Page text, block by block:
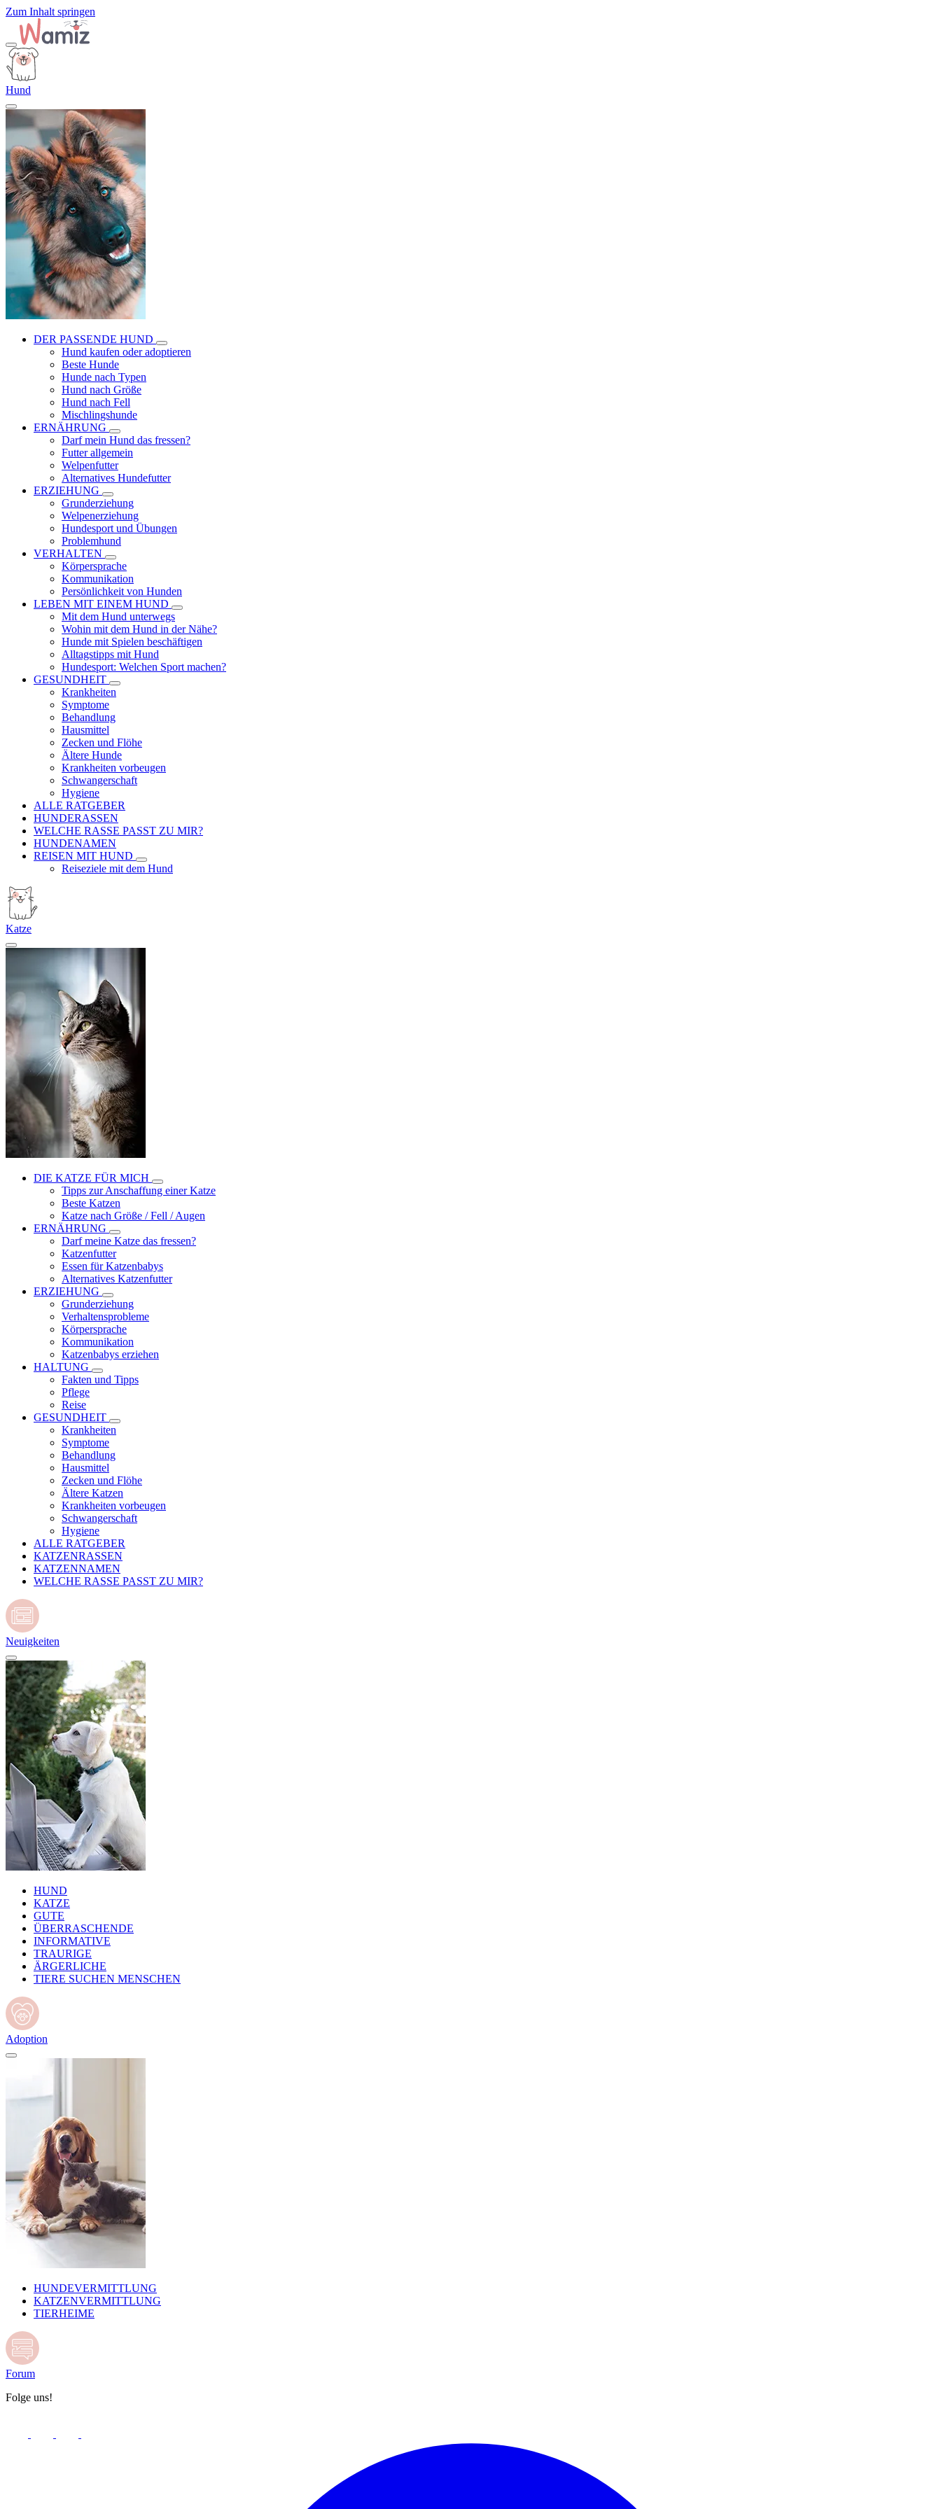
Zum Inhalt springen
Hund
DER PASSENDE HUND
Hund kaufen oder adoptieren
Beste Hunde
Hunde nach Typen
Hund nach Größe
Hund nach Fell
Mischlingshunde
ERNÄHRUNG
Darf mein Hund das fressen?
Futter allgemein
Welpenfutter
Alternatives Hundefutter
ERZIEHUNG
Grunderziehung
Welpenerziehung
Hundesport und Übungen
Problemhund
VERHALTEN
Körpersprache
Kommunikation
Persönlichkeit von Hunden
LEBEN MIT EINEM HUND
Mit dem Hund unterwegs
Wohin mit dem Hund in der Nähe?
Hunde mit Spielen beschäftigen
Alltagstipps mit Hund
Hundesport: Welchen Sport machen?
GESUNDHEIT
Krankheiten
Symptome
Behandlung
Hausmittel
Zecken und Flöhe
Ältere Hunde
Krankheiten vorbeugen
Schwangerschaft
Hygiene
ALLE RATGEBER
HUNDERASSEN
WELCHE RASSE PASST ZU MIR?
HUNDENAMEN
REISEN MIT HUND
Reiseziele mit dem Hund
Katze
DIE KATZE FÜR MICH
Tipps zur Anschaffung einer Katze
Beste Katzen
Katze nach Größe / Fell / Augen
ERNÄHRUNG
Darf meine Katze das fressen?
Katzenfutter
Essen für Katzenbabys
Alternatives Katzenfutter
ERZIEHUNG
Grunderziehung
Verhaltensprobleme
Körpersprache
Kommunikation
Katzenbabys erziehen
HALTUNG
Fakten und Tipps
Pflege
Reise
GESUNDHEIT
Krankheiten
Symptome
Behandlung
Hausmittel
Zecken und Flöhe
Ältere Katzen
Krankheiten vorbeugen
Schwangerschaft
Hygiene
ALLE RATGEBER
KATZENRASSEN
KATZENNAMEN
WELCHE RASSE PASST ZU MIR?
Neuigkeiten
HUND
KATZE
GUTE
ÜBERRASCHENDE
INFORMATIVE
TRAURIGE
ÄRGERLICHE
TIERE SUCHEN MENSCHEN
Adoption
HUNDEVERMITTLUNG
KATZENVERMITTLUNG
TIERHEIME
Forum
Folge uns!